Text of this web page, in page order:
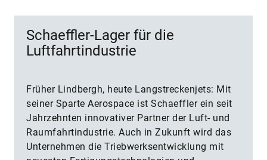
Schaeffler-Lager für die
Luftfahrtindustrie
Früher Lindbergh, heute Langstreckenjets: Mit
seiner Sparte Aerospace ist Schaeffler ein seit
Jahrzehnten innovativer Partner der Luft- und
Raumfahrtindustrie. Auch in Zukunft wird das
Unternehmen die Triebwerksentwicklung mit